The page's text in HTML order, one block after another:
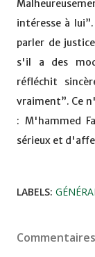
intéresse à
parler de
s'il a des
réfléchit
vraiment”. Ce
: M'hammed
sérieux et
LABELS:
Commentaires